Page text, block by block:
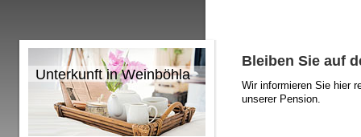
Unterkunft in Weinböhla
Bleiben Sie auf
Wir informieren Sie hier
unserer Pension.